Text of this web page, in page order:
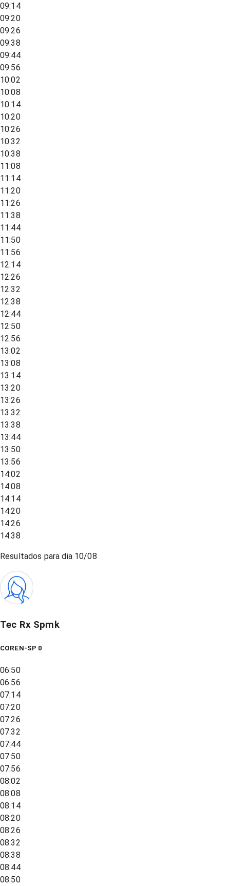
09:14
09:20
09:26
09:38
09:44
09:56
10:02
10:08
10:14
10:20
10:26
10:32
10:38
11:08
11:14
11:20
11:26
11:38
11:44
11:50
11:56
12:14
12:26
12:32
12:38
12:44
12:50
12:56
13:02
13:08
13:14
13:20
13:26
13:32
13:38
13:44
13:50
13:56
14:02
14:08
14:14
14:20
14:26
14:38
Resultados para dia 10/08
Tec Rx Spmk
COREN-SP 0
06:50
06:56
07:14
07:20
07:26
07:32
07:44
07:50
07:56
08:02
08:08
08:14
08:20
08:26
08:32
08:38
08:44
08:50